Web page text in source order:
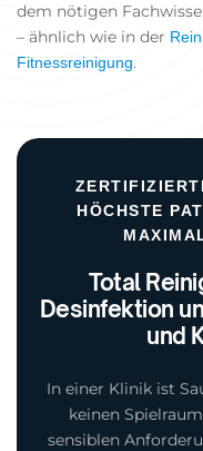
dem nötigen
– ähnlich wie in der
Fitnessreinigung.
HÖCHSTE
Total
Desinfektion
und
In einer Klinik ist
keinen
sensiblen